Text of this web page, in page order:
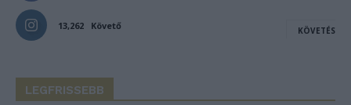
13,262 Követő KÖVETÉS
LEGFRISSEBB